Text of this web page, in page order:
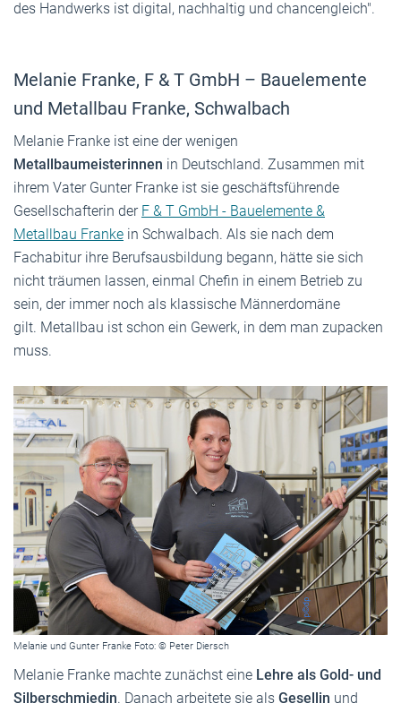
des Handwerks ist digital, nachhaltig und chancengleich".
Melanie Franke, F & T GmbH – Bauelemente
und Metallbau Franke, Schwalbach
Melanie Franke ist eine der wenigen
Metallbaumeisterinnen in Deutschland. Zusammen mit
ihrem Vater Gunter Franke ist sie geschäftsführende
Gesellschafterin der F & T GmbH - Bauelemente &
Metallbau Franke in Schwalbach. Als sie nach dem
Fachabitur ihre Berufsausbildung begann, hätte sie sich
nicht träumen lassen, einmal Chefin in einem Betrieb zu
sein, der immer noch als klassische Männerdomäne
gilt. Metallbau ist schon ein Gewerk, in dem man zupacken
muss.
Melanie und Gunter Franke Foto: © Peter Diersch
Melanie Franke machte zunächst eine Lehre als Gold- und
Silberschmiedin. Danach arbeitete sie als Gesellin und